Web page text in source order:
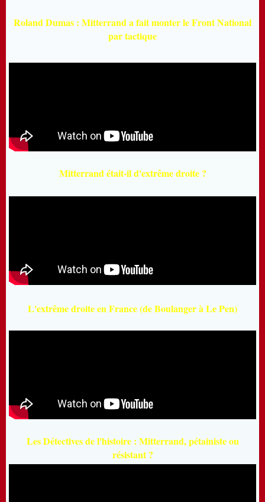
Roland Dumas : Mitterrand a fait monter le Front National
par tactique
Mitterrand était-il d'extrême droite ?
L'extrême droite en France (de Boulanger à Le Pen)
Les Détectives de l'histoire : Mitterrand, pétainiste ou
résistant ?